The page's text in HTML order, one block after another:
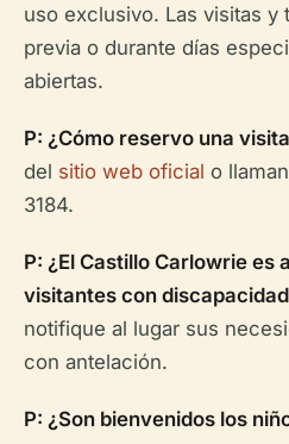
uso exclusivo. Las visitas
previa o durante días
abiertas.
P: ¿Cómo reservo una
del sitio web oficial o
3184.
P: ¿El Castillo Carlowrie es
visitantes con
notifique al lugar sus
con antelación.
P: ¿Son bienvenidos los